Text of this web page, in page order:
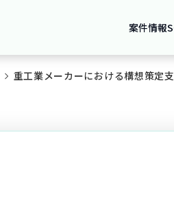
案件情報
重工業メーカーにおける構想策